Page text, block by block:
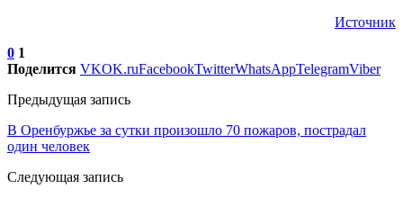
Источник
0 1
Поделится VKOK.ruFacebookTwitterWhatsAppTelegramViber
Предыдущая запись
В Оренбуржье за сутки произошло 70 пожаров, пострадал
один человек
Следующая запись